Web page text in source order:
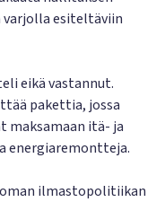
varjolla esiteltäviin
eikä vastannut.
pakettia, jossa
maksamaan itä- ja
energiaremontteja.
ilmastopolitiikan